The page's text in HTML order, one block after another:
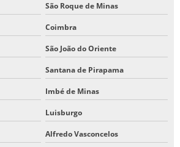
São Roque de Minas
Coimbra
São João do Oriente
Santana de Pirapama
Imbé de Minas
Luisburgo
Alfredo Vasconcelos